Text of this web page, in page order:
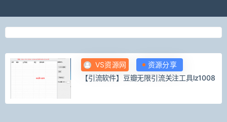
VS资源网
资源分享
【引流软件】豆瓣无限引流关注工具lz1008